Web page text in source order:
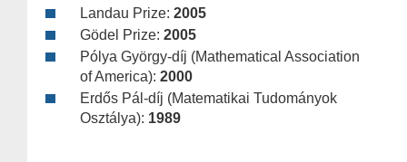
Landau Prize: 2005
Gödel Prize: 2005
Pólya György-díj (Mathematical Association
of America): 2000
Erdős Pál-díj (Matematikai Tudományok
Osztálya): 1989